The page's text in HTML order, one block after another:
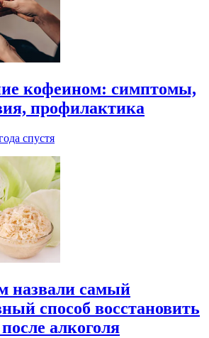
кофеином: симптомы,
профилактика
спустя
назвали самый
способ восстановить
алкоголя